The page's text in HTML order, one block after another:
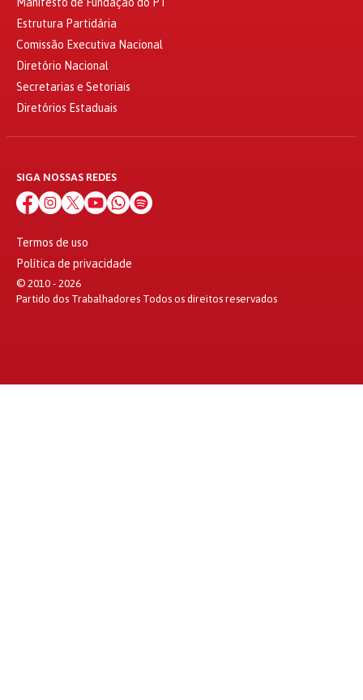
Estrutura Partidária
Comissão Executiva Nacional
Diretório Nacional
Secretarias e Setoriais
Diretórios Estaduais
SIGA NOSSAS REDES
Termos de uso
Política de privacidade
© 2010 - 2026
Partido dos Trabalhadores Todos os direitos reservados